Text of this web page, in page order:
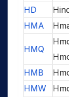
HD
HMA
HMQ
HMB
HMW